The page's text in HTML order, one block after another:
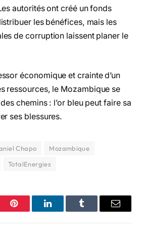
autorités ont créé un fonds
les bénéfices, mais les
de corruption laissent planer le
économique et crainte d’un
ressources, le Mozambique se
chemins : l’or bleu peut faire sa
ses blessures.
Chapo
Mozambique
TotalEnergies
Pinterest LinkedInTumblr Email